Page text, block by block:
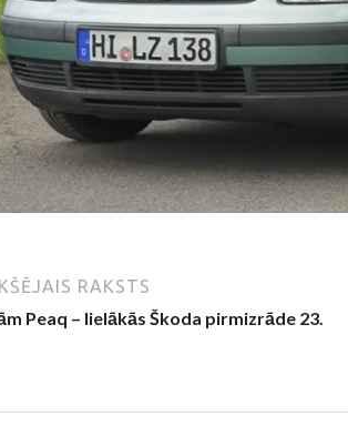
RAKSTS
Peaq – lielākās Škoda pirmizrāde 23.